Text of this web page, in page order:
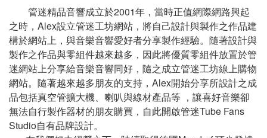
管迷精品音響成立於2001年，當時正值網際網路興起
之時，Alex設立管迷工坊網站，將自己設計與製作之作品建
構於網站上，與音樂音響愛好者分享製作經驗。隨著設計與
製作之作品與零組件越來越多，因此將優質零組件放置於管
迷網站上分享給音樂音響同好，隨之成立管迷工坊線上購物
網站。隨著越來越多朋友的支持，Alex開始分享所設計之成
品包括真空管擴大機、喇叭與線材產品等 ，讓喜好音樂卻
無法自行製作器材的朋友購買，自此開啟管迷Tube Fans
Studio自有品牌設計。